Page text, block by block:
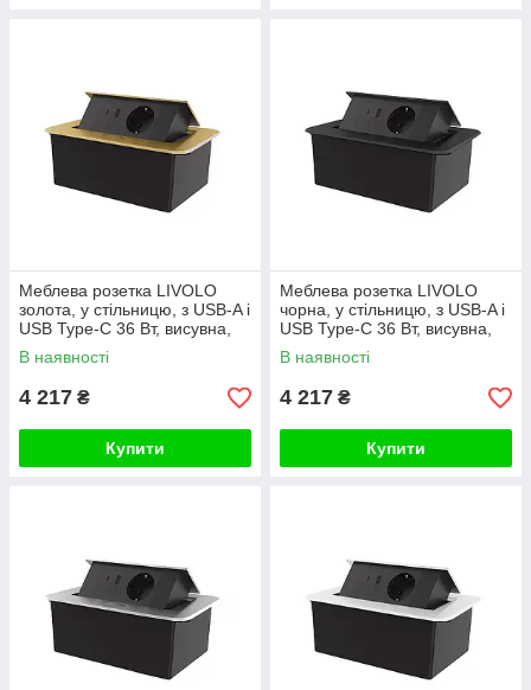
Меблева розетка LIVOLO
золота, у стільницю, з USB-A і
USB Type-C 36 Вт, висувна,
плавне відкриття, алюміній
В наявності
4 217 ₴
Купити
Меблева розетка LIVOLO
чорна, у стільницю, з USB-A і
USB Type-C 36 Вт, висувна,
плавне відкриття, алюміній
В наявності
4 217 ₴
Купити